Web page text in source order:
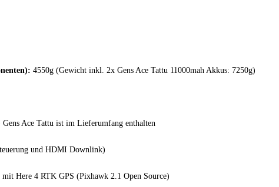
4550g (Gewicht inkl. 2x Gens Ace Tattu 11000mah Akkus: 7250g)
Ace Tattu ist im Lieferumfang enthalten
und HDMI Downlink)
Here 4 RTK GPS (Pixhawk 2.1 Open Source)